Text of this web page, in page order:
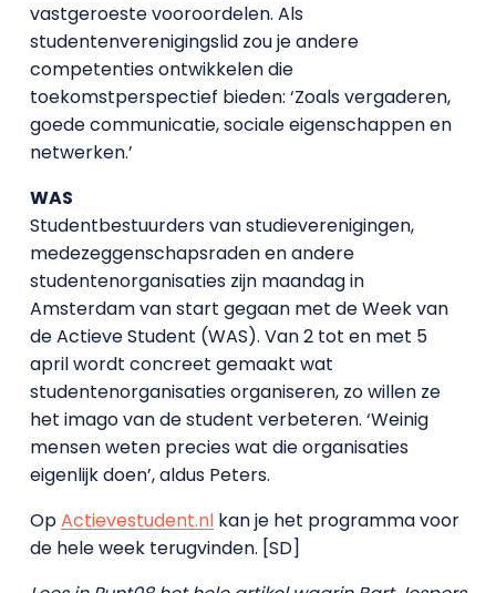
vastgeroeste vooroordelen. Als
studentenverenigingslid zou je andere
competenties ontwikkelen die
toekomstperspectief bieden: ‘Zoals vergaderen,
goede communicatie, sociale eigenschappen en
netwerken.’
WAS
Studentbestuurders van studieverenigingen,
medezeggenschapsraden en andere
studentenorganisaties zijn maandag in
Amsterdam van start gegaan met de Week van
de Actieve Student (WAS). Van 2 tot en met 5
april wordt concreet gemaakt wat
studentenorganisaties organiseren, zo willen ze
het imago van de student verbeteren. ‘Weinig
mensen weten precies wat die organisaties
eigenlijk doen’, aldus Peters.
OpActievestudent.nlkan je het programma voor
de hele week terugvinden. [SD]